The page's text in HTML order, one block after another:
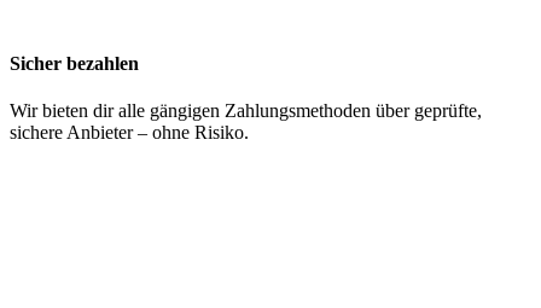
Sicher bezahlen
Wir bieten dir alle gängigen Zahlungsmethoden über geprüfte,
sichere Anbieter – ohne Risiko.